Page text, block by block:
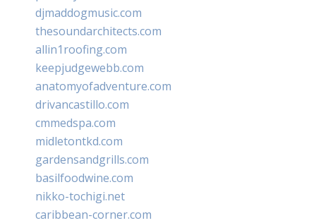
djmaddogmusic.com
thesoundarchitects.com
allin1roofing.com
keepjudgewebb.com
anatomyofadventure.com
drivancastillo.com
cmmedspa.com
midletontkd.com
gardensandgrills.com
basilfoodwine.com
nikko-tochigi.net
caribbean-corner.com